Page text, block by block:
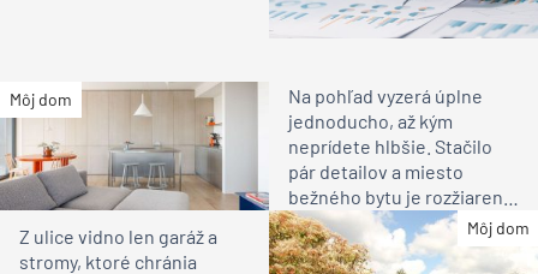
Môj dom
Na pohľad vyzerá úplne
jednoducho, až kým
neprídete hlbšie. Stačilo
pár detailov a miesto
bežného bytu je rozžiarené
bývanie pre rodinu
Môj dom
Z ulice vidno len garáž a
stromy, ktoré chránia